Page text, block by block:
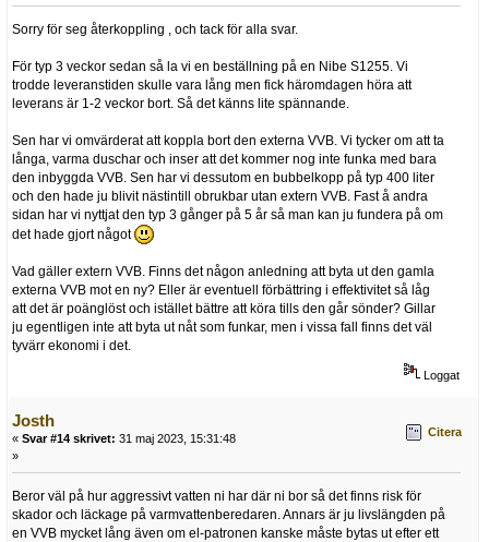
Sorry för seg återkoppling , och tack för alla svar.
För typ 3 veckor sedan så la vi en beställning på en Nibe S1255. Vi
trodde leveranstiden skulle vara lång men fick häromdagen höra att
leverans är 1-2 veckor bort. Så det känns lite spännande.
Sen har vi omvärderat att koppla bort den externa VVB. Vi tycker om att ta
långa, varma duschar och inser att det kommer nog inte funka med bara
den inbyggda VVB. Sen har vi dessutom en bubbelkopp på typ 400 liter
och den hade ju blivit nästintill obrukbar utan extern VVB. Fast å andra
sidan har vi nyttjat den typ 3 gånger på 5 år så man kan ju fundera på om
det hade gjort något
Vad gäller extern VVB. Finns det någon anledning att byta ut den gamla
externa VVB mot en ny? Eller är eventuell förbättring i effektivitet så låg
att det är poänglöst och istället bättre att köra tills den går sönder? Gillar
ju egentligen inte att byta ut nåt som funkar, men i vissa fall finns det väl
tyvärr ekonomi i det.
Loggat
Josth
« Svar #14 skrivet: 31 maj 2023, 15:31:48
»
Citera
Beror väl på hur aggressivt vatten ni har där ni bor så det finns risk för
skador och läckage på varmvattenberedaren. Annars är ju livslängden på
en VVB mycket lång även om el-patronen kanske måste bytas ut efter ett